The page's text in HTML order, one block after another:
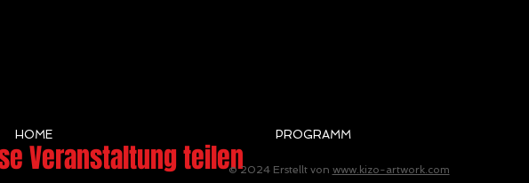
Veranstaltung teilen
HOME PROGRAMM
© 2024 Erstellt von www.kizo-artwork.com